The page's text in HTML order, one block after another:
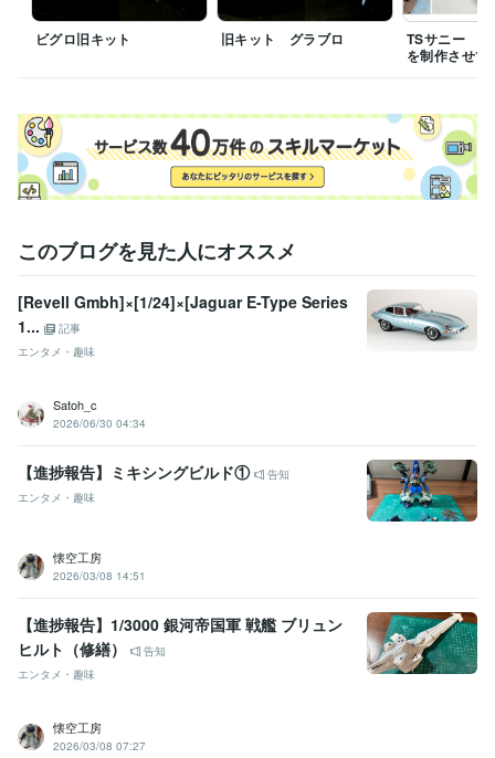
ビグロ旧キット 旧キット グラブロ
TSサニー 当
を制作させて
このブログを見た人にオススメ
[Revell Gmbh]×[1/24]×[Jaguar E-Type Series
1...
記事
エンタメ・趣味
Satoh_c
2026/06/30 04:34
【進捗報告】ミキシングビルド①
告知
エンタメ・趣味
懐空工房
2026/03/08 14:51
【進捗報告】1/3000 銀河帝国軍 戦艦 ブリュン
ヒルト（修繕）
告知
エンタメ・趣味
懐空工房
2026/03/08 07:27